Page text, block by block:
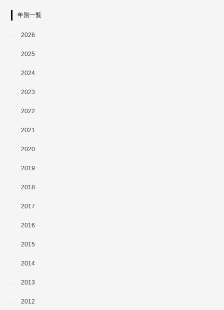
年別一覧
2026
2025
2024
2023
2022
2021
2020
2019
2018
2017
2016
2015
2014
2013
2012